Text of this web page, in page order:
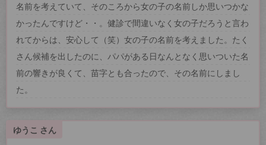
名前を考えていて、そのころから女の子の名前しか思いつかな
かったんですけど・・。健診で間違いなく女の子だろうと言わ
れてからは、安心して（笑）女の子の名前を考えました。たく
さん候補を出したのに、パパがある日なんとなく思いついた名
前の響きが良くて、苗字とも合ったので、その名前にしまし
た。
ゆうこ さん